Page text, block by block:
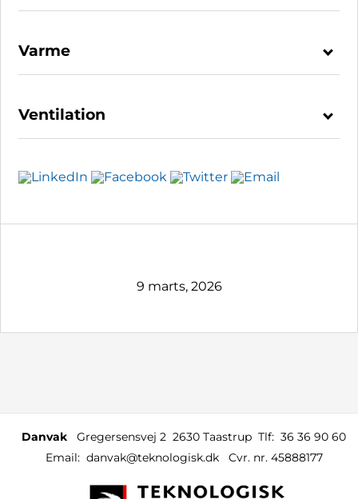
Varme
Ventilation
9 marts, 2026
Danvak Gregersensvej 2 2630 Taastrup Tlf: 36 36 90 60
Email: danvak@teknologisk.dk Cvr. nr. 45888177